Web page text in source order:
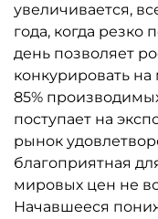
увеличивается,
года, когда резко
день позволяет
конкурировать
85%
поступает на
рынок
благоприятная
мировых цен не
Начавшееся